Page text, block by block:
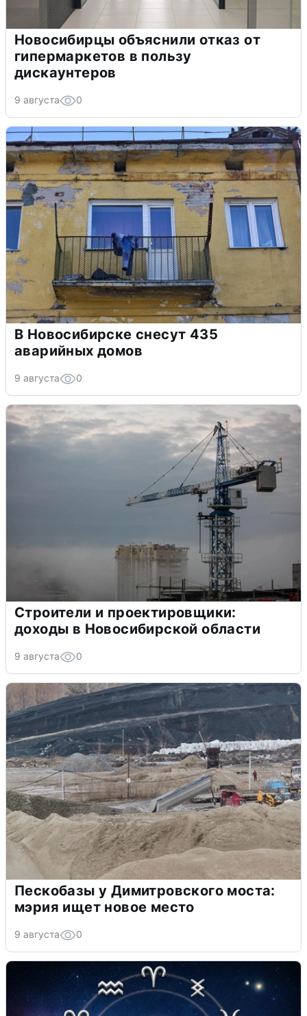
Новосибирцы объяснили отказ от
гипермаркетов в пользу
дискаунтеров
9 августа 0
В Новосибирске снесут 435
аварийных домов
9 августа 0
Строители и проектировщики:
доходы в Новосибирской области
9 августа 0
Пескобазы у Димитровского моста:
мэрия ищет новое место
9 августа 0